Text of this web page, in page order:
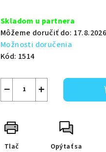
cena:
Skladom u partnera
Môžeme doručiť do: 17.8.2026
Možnosti doručenia
Kód: 1514
+
−
Tlač Opýtať sa